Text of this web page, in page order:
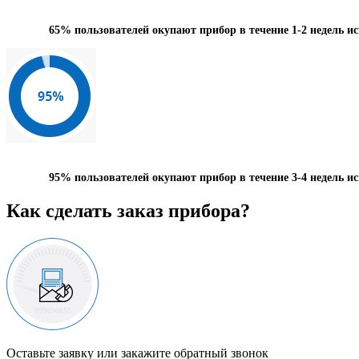
65% пользователей окупают прибор в течение 1-2 недель
95% пользователей окупают прибор в течение 3-4 недель
Как сделать заказ прибора?
Оставьте заявку или закажите обратный звонок